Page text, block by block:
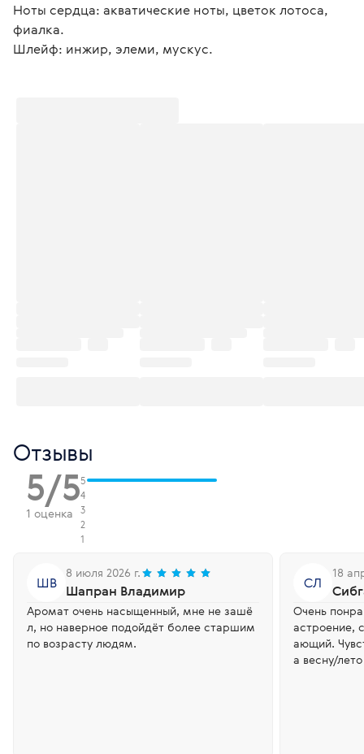
Ноты сердца: акватические ноты, цветок лотоса,
фиалка.
Шлейф: инжир, элеми, мускус.
Отзывы
5/5
1 оценка
5
4
3
2
1
ШВ
8 июля 2026 г.
Шапран Владимир
Аромат очень насыщенный, мне не зашё
л, но наверное подойдёт более старшим
по возрасту людям.
СЛ
18
Очень
астроение,
ающий.
а весну/